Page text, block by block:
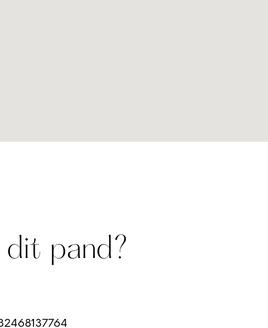
dit pand?